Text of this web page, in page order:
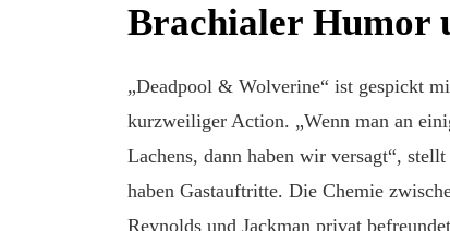
Brachialer Humor
„Deadpool & Wolverine“ ist gespickt
kurzweiliger Action. „Wenn man an
Lachens, dann haben wir versagt“,
haben Gastauftritte. Die Chemie
Reynolds und Jackman privat